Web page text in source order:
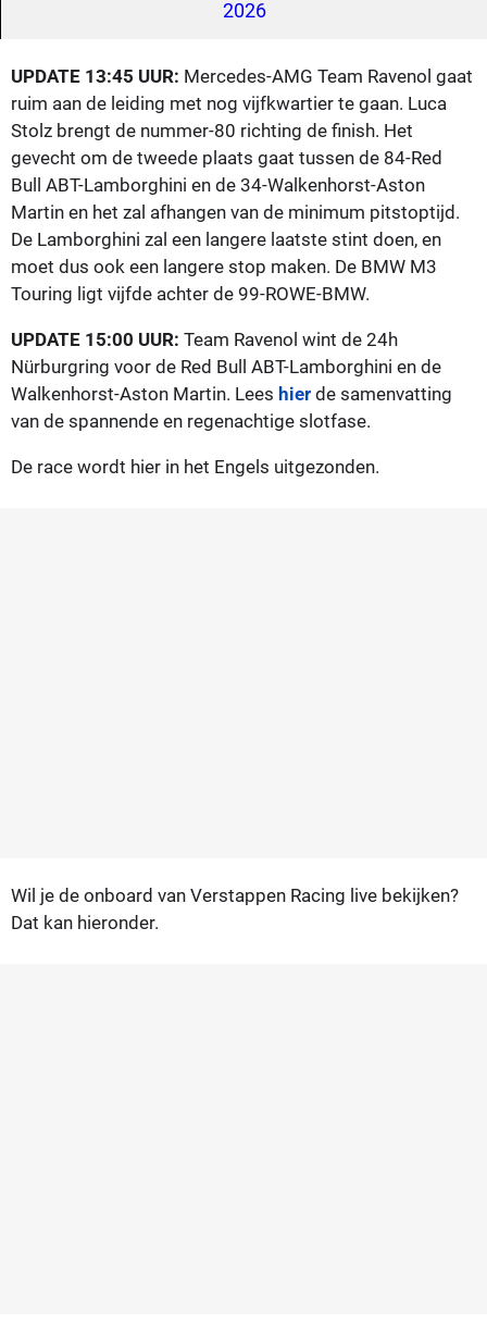
2026
UPDATE 13:45 UUR: Mercedes-AMG Team Ravenol gaat
ruim aan de leiding met nog vijfkwartier te gaan. Luca
Stolz brengt de nummer-80 richting de finish. Het
gevecht om de tweede plaats gaat tussen de 84-Red
Bull ABT-Lamborghini en de 34-Walkenhorst-Aston
Martin en het zal afhangen van de minimum pitstoptijd.
De Lamborghini zal een langere laatste stint doen, en
moet dus ook een langere stop maken. De BMW M3
Touring ligt vijfde achter de 99-ROWE-BMW.
UPDATE 15:00 UUR: Team Ravenol wint de 24h
Nürburgring voor de Red Bull ABT-Lamborghini en de
Walkenhorst-Aston Martin. Lees hier de samenvatting
van de spannende en regenachtige slotfase.
De race wordt hier in het Engels uitgezonden.
Wil je de onboard van Verstappen Racing live bekijken?
Dat kan hieronder.